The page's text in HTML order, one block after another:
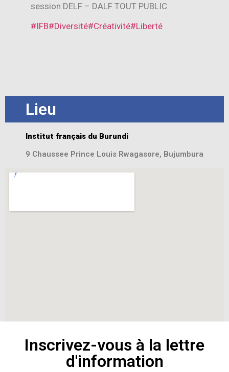
session DELF – DALF TOUT PUBLIC.
#IFB#Diversité#Créativité#Liberté
Lieu
Institut français du Burundi
9 Chaussee Prince Louis Rwagasore, Bujumbura
Inscrivez-vous à la lettre
d'information